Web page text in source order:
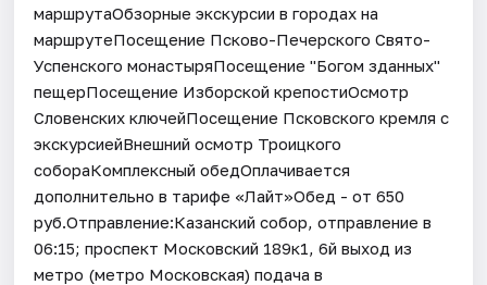
маршрутаОбзорные экскурсии в городах на
маршрутеПосещение Псково-Печерского Свято-
Успенского монастыряПосещение "Богом зданных"
пещерПосещение Изборской крепостиОсмотр
Словенских ключейПосещение Псковского кремля с
экскурсиейВнешний осмотр Троицкого
собораКомплексный обедОплачивается
дополнительно в тарифе «Лайт»Обед - от 650
руб.Отправление:Казанский собор, отправление в
06:15; проспект Московский 189к1, 6й выход из
метро (метро Московская) подача в